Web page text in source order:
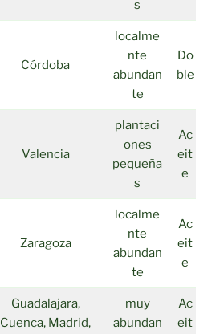
s
Córdoba
localme
nte
abundan
te
Do
ble
Valencia
plantaci
ones
pequeña
s
Ac
eit
e
Zaragoza
localme
nte
abundan
te
Ac
eit
e
Guadalajara,
Cuenca, Madrid,
muy
abundan
Ac
eit